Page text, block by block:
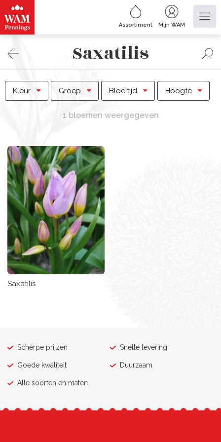
Assortiment Mijn WAM
Saxatilis
Kleur Groep Bloeitijd Hoogte
1 bloemen weergegeven
Saxatilis
Scherpe prijzen Snelle levering
Goede kwaliteit Duurzaam
Alle soorten en maten